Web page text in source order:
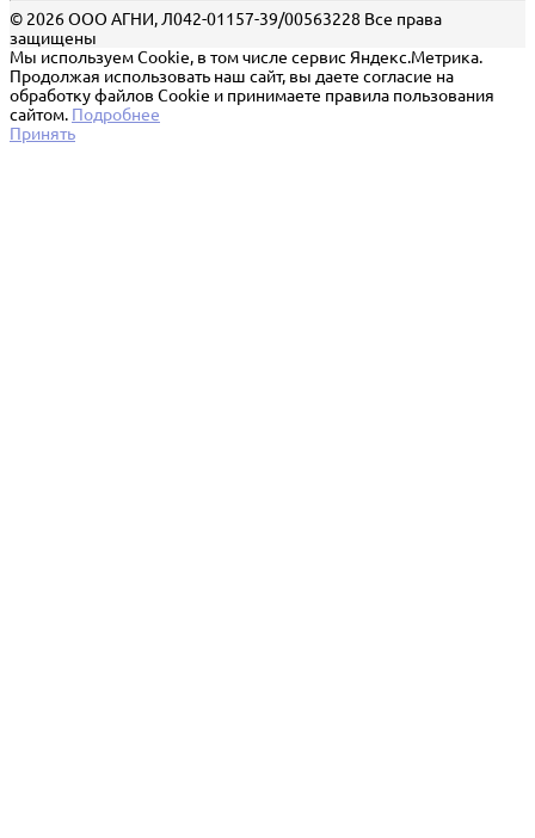
© 2026 ООО АГНИ, Л042-01157-39/00563228 Все права
защищены
Мы используем Cookie, в том числе сервис Яндекс.Метрика.
Продолжая использовать наш сайт, вы даете согласие на
обработку файлов Cookie и принимаете правила пользования
сайтом. Подробнее
Принять